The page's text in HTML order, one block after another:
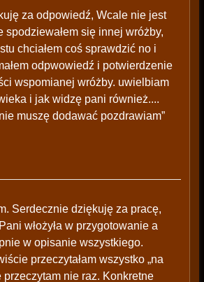
za odpowiedź, Wcale nie jest
spodziewałem się innej wróżby,
chciałem coś sprawdzić no i
odpwowiedź i potwierdzenie
wspomianej wróżby. uwielbiam
i jak widzę pani również....
muszę dodawać pozdrawiam”
Serdecznie dziękuję za pracę,
włożyła w przygotowanie a
w opisanie wszystkiego.
przeczytałam wszystko „na
przeczytam nie raz. Konkretne